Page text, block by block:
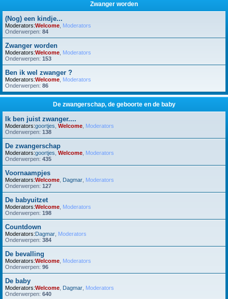
Zwanger worden
(Nog) een kindje...
Moderators:Welcome Moderators
Onderwerpen: 84
Zwanger worden
Moderators:Welcome Moderators
Onderwerpen: 153
Ben ik wel zwanger ?
Moderators:Welcome Moderators
Onderwerpen: 86
De zwangerschap, de geboorte en de baby
Ik ben juist zwanger....
Moderators:goortjes Welcome Moderators
Onderwerpen: 138
De zwangerschap
Moderators:goortjes Welcome Moderators
Onderwerpen: 435
Voornaampjes
Moderators:Welcome Dagmar Moderators
Onderwerpen: 127
De babyuitzet
Moderators:Welcome Moderators
Onderwerpen: 198
Countdown
Moderators:Dagmar Moderators
Onderwerpen: 384
De bevalling
Moderators:Welcome Moderators
Onderwerpen: 96
De baby
Moderators:Welcome Dagmar Moderators
Onderwerpen: 640